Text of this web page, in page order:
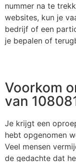
nummer na te
websites, kun je
bedrijf of een
je bepalen of
Voorkom
van
Je krijgt een
hebt opgenomen
Veel mensen
de gedachte dat